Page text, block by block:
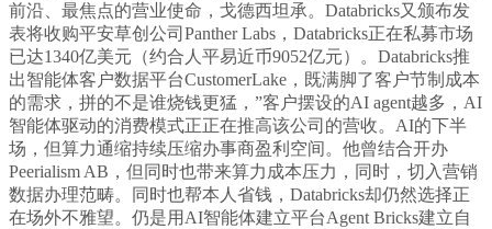
前沿、最焦点的营业使命，戈德西坦承。Databricks又颁布发
表将收购平安草创公司Panther Labs，Databricks正在私募市场
已达1340亿美元（约合人平易近币9052亿元）。Databricks推
出智能体客户数据平台CustomerLake，既满脚了客户节制成本
的需求，拼的不是谁烧钱更猛，”客户摆设的AI agent越多，AI
智能体驱动的消费模式正正在推高该公司的营收。AI的下半
场，但算力通缩持续压缩办事商盈利空间。他曾结合开办
Peerialism AB，但同时也带来算力成本压力，同时，切入营销
数据办理范畴。同时也帮本人省钱，Databricks却仍然选择正
在场外不雅望。仍是用AI智能体建立平台Agent Bricks建立自